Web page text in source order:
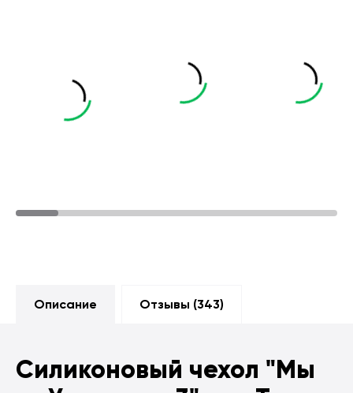
Описание Отзывы (343)
Силиконовый чехол "Мы